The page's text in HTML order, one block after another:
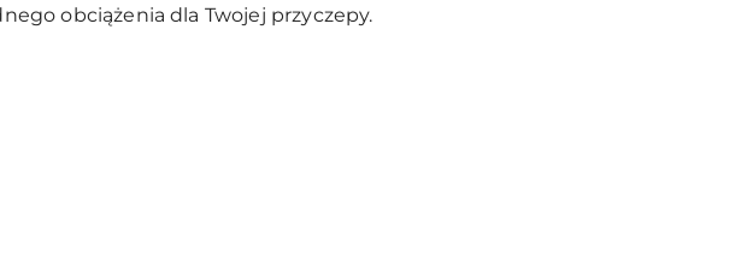
obciążenia dla Twojej przyczepy.